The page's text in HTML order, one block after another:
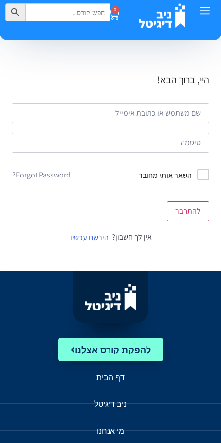
0
Search
for:
Search Button
היי, ברוך הבא!
השאר אותי מחובר Forgot Password?
להתחבר
אין לך חשבון? הירשם עכשיו
להפקת קורס אצלנו
דף הבית
ניב דיגיטל
מי אנחנו